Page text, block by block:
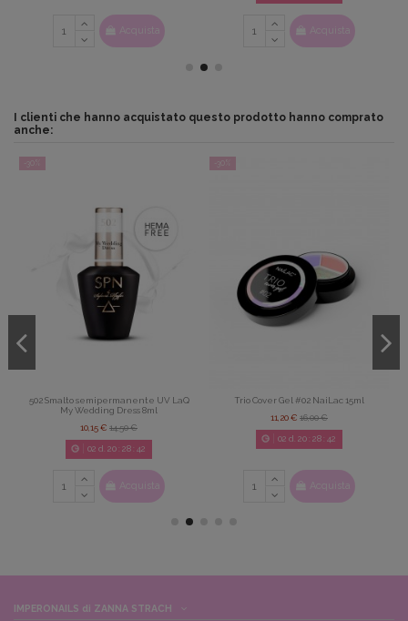
Acquista Acquista
I clienti che hanno acquistato questo prodotto hanno comprato
anche:
-30%
502 Smalto semipermanente UV LaQ
My Wedding Dress 8ml
10,15 € 14,50 €
02 d. 20: 28: 42
Acquista
-30%
Trio Cover Gel #02 NaiLac 15ml
11,20 € 16,00 €
02 d. 20: 28: 42
Acquista
IMPERONAILS di ZANNA STRACH